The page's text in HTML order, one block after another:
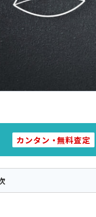
カンタン ・無料査定